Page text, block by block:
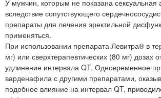
У мужчин, которым не показана сексуальная
вследствие сопутствующего
препараты для лечения эректильной
применяться.
При использовании препарата Левитра® в
мг) или сверхтерапевтических (80 мг) дозах
удлинение интервала QT. Одновременное
варденафила с другими препаратами,
подобное влияние на интервал QT,